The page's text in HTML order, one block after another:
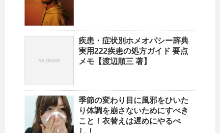
疾患・症状別ホメオパシー辞典
実用222疾患の処方ガイド 要点
メモ【渡辺順三 著】
季節の変わり目に風邪をひいた
り体調を崩さないためにすべき
こと！衣替えは遅めにやるべ
し！